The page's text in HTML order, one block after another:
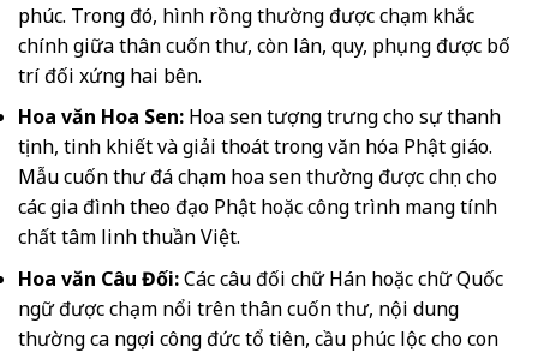
phúc. Trong đó, hình rồng thường được chạm khắc
chính giữa thân cuốn thư, còn lân, quy, phụng được bố
trí đối xứng hai bên.
Hoa văn Hoa Sen: Hoa sen tượng trưng cho sự thanh
tịnh, tinh khiết và giải thoát trong văn hóa Phật giáo.
Mẫu cuốn thư đá chạm hoa sen thường được chọn cho
các gia đình theo đạo Phật hoặc công trình mang tính
chất tâm linh thuần Việt.
Hoa văn Câu Đối:Các câu đối chữ Hán hoặc chữ Quốc
ngữ được chạm nổi trên thân cuốn thư, nội dung
thường ca ngợi công đức tổ tiên, cầu phúc lộc cho con